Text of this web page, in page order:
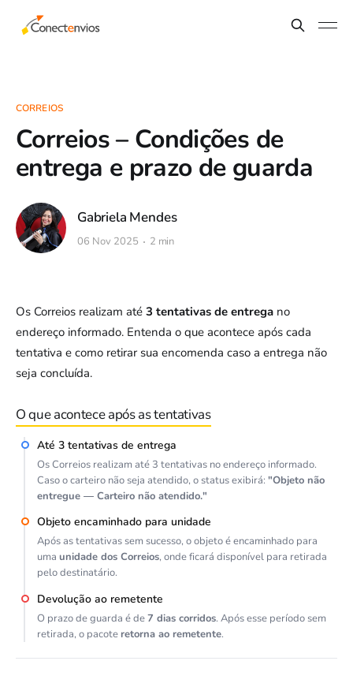
CORREIOS
Correios – Condições de
entrega e prazo de guarda
Gabriela Mendes
06 Nov 2025 2 min
Os Correios realizam até 3 tentativas de entrega no
endereço informado. Entenda o que acontece após cada
tentativa e como retirar sua encomenda caso a entrega não
seja concluída.
O que acontece após as tentativas
Até 3 tentativas de entrega
Os Correios realizam até 3 tentativas no endereço informado.
Caso o carteiro não seja atendido, o status exibirá: "Objeto não
entregue — Carteiro não atendido."
Objeto encaminhado para unidade
Após as tentativas sem sucesso, o objeto é encaminhado para
uma unidade dos Correios, onde ficará disponível para retirada
pelo destinatário.
Devolução ao remetente
O prazo de guarda é de7 dias corridos. Após esse período sem
retirada, o pacote retorna ao remetente.